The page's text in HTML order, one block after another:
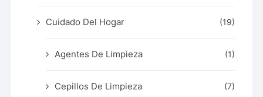
Cuidado Del Hogar (19)
Agentes De Limpieza (1)
Cepillos De Limpieza (7)